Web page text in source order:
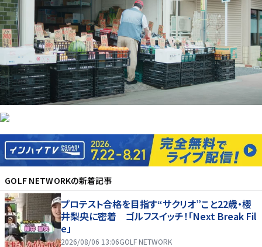
GOLF NETWORKの新着記事
プロテスト合格を目指す“サクリオ”こと22歳・櫻
井梨央に密着 ゴルフスイッチ！「Next Break Fil
e」
2026/08/06 13:06GOLF NETWORK